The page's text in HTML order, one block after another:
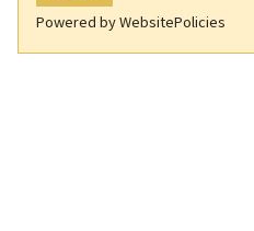
Powered by WebsitePolicies